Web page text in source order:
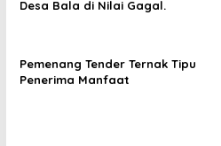
Desa Bala di Nilai Gagal.
Pemenang Tender Ternak Tipu
Penerima Manfaat